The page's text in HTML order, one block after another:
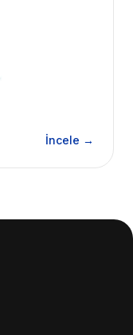
İncele →